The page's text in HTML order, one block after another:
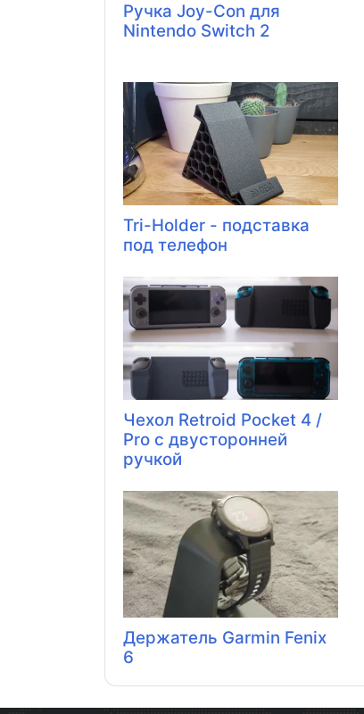
Ручка Joy-Con для
Nintendo Switch 2
Tri-Holder - подставка
под телефон
Чехол Retroid Pocket 4 /
Pro с двусторонней
ручкой
Держатель Garmin Fenix ​​
6